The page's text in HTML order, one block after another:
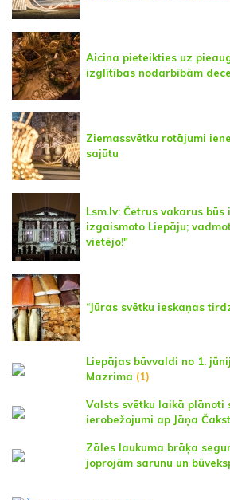
Aicina pieteikties uz
izglītības nodarbībām
Ziemassvētku rotājumi
sajūtu
Lsm.lv: Četrus vakarus
izgaismoto Liepāju;
vietējo!"
“Jūras svētku ieskaņas
Liepājas būvvaldi no 1.
Mazrima (1)
Valsts svētku laikā plānoti
ierobežojumi ap Jāņa
Zāles laukuma brāķa
joprojām sarunu un